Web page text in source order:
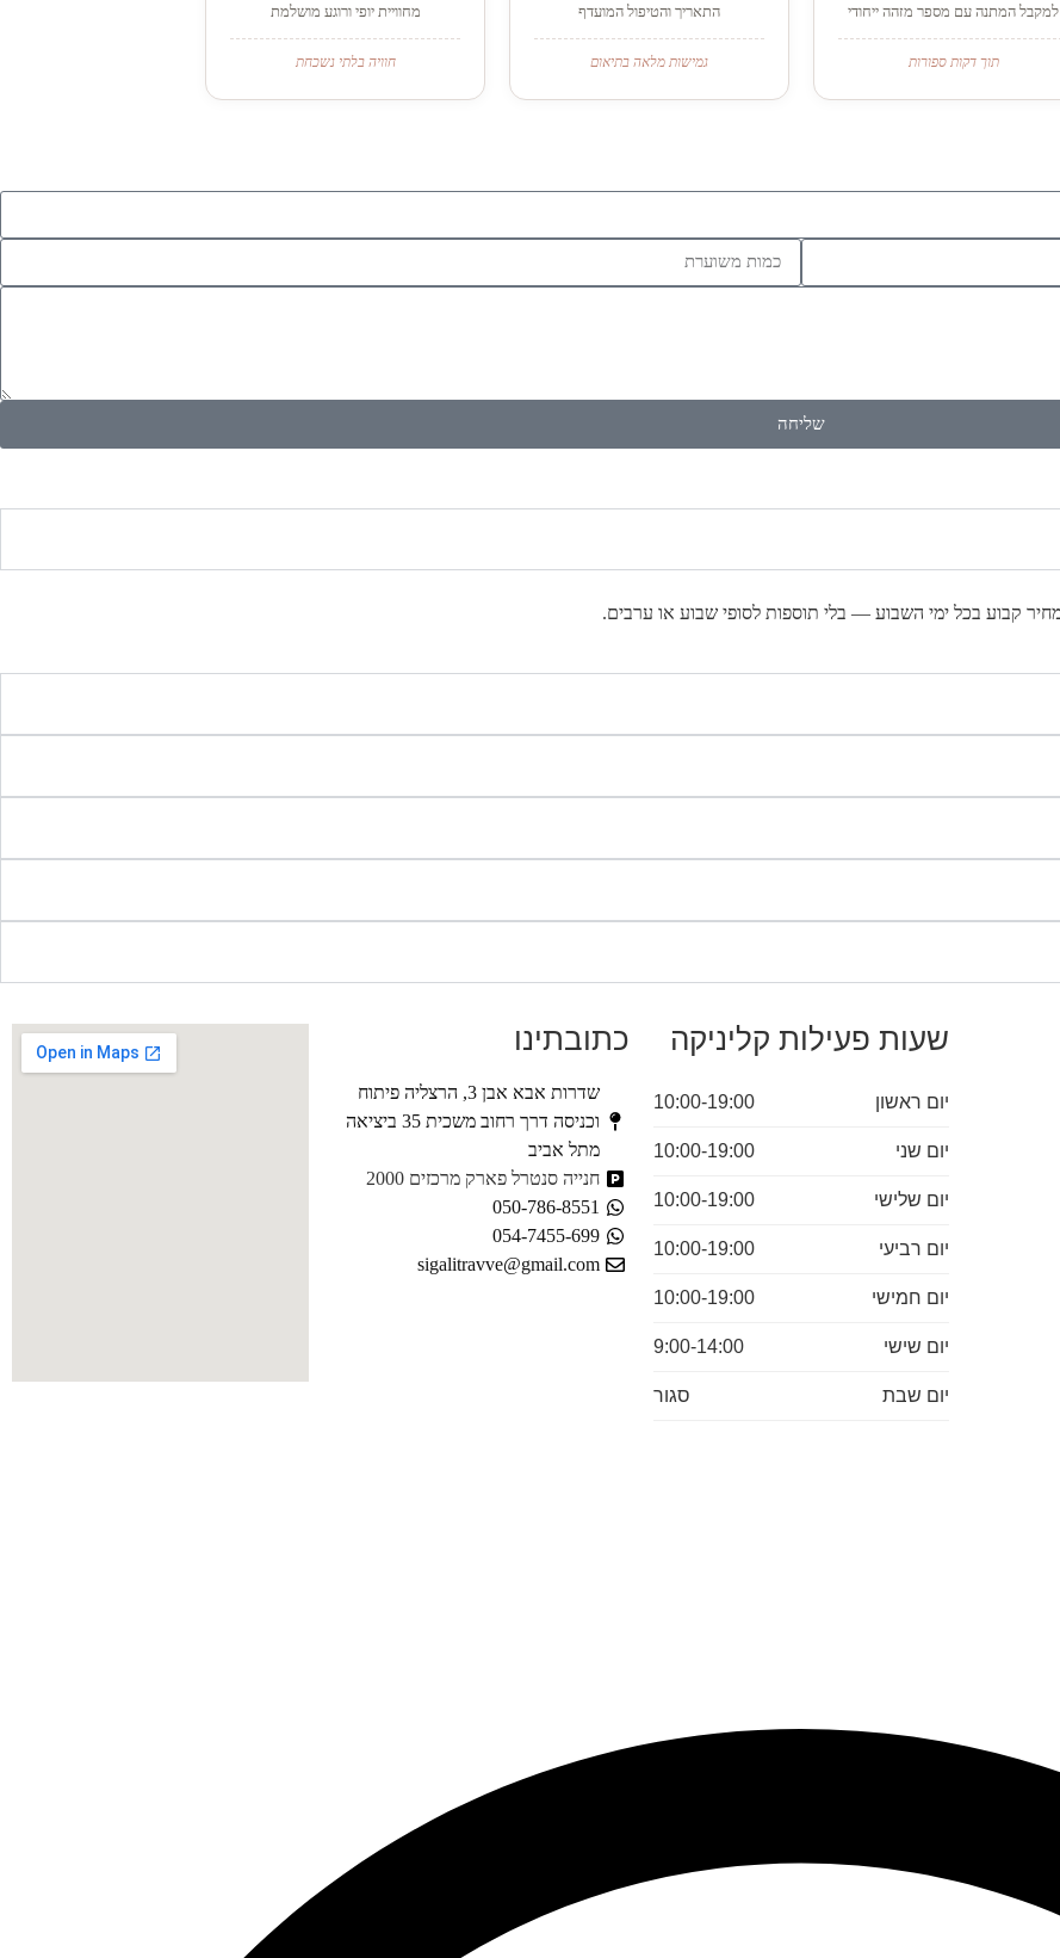
למקבל המתנה עם מספר מזהה ייחודי
תוך דקות ספורות
התאריך והטיפול המועדף
גמישות מלאה בתיאום
מחוויית יופי ורוגע מושלמת
חוויה בלתי נשכחת
שליחה
שעות פעילות קליניקה
יום ראשון 10:00-19:00
יום שני 10:00-19:00
יום שלישי 10:00-19:00
יום רביעי 10:00-19:00
יום חמישי 10:00-19:00
יום שישי 9:00-14:00
יום שבת סגור
כתובתינו
שדרות אבא אבן 3, הרצליה פיתוח
וכניסה דרך רחוב משכית 35 ביציאה
מתל אביב
חנייה סנטרל פארק מרכזים 2000
050-786-8551
054-7455-699
sigalitravve@gmail.com